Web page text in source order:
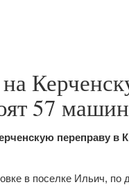
57 машин
переправу в
в поселке Ильич,